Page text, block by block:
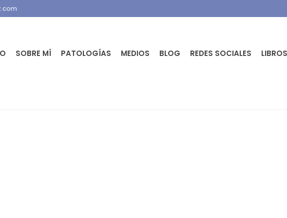
SOBRE MÍ PATOLOGÍAS MEDIOS BLOG REDES SOCIALES LIBROS